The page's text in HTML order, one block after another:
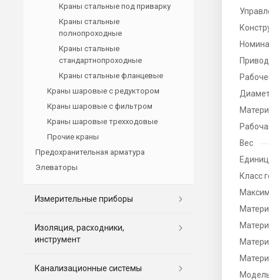
Привод
Вес
Класс
Краны стальные под приварку
Краны стальные
полнопроходные
Краны стальные
стандартнопроходные
Краны стальные фланцевые
Краны шаровые с редуктором
Краны шаровые с фильтром
Краны шаровые трехходовые
Прочие краны
Предохранительная арматура
Элеваторы
Измерительные приборы
Изоляция, расходники,
инструмент
Канализационные системы